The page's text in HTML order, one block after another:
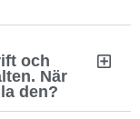
och
När
den?